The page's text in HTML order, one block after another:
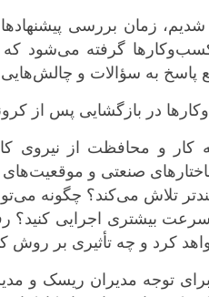
زمان بررسی
گرفته می‌شود
پاسخ به ‌سؤالات و چالش‌هایی
در بازگشایی پس از
و محافظت از نیروی
صنعتی و موقعیت‌های
تلاش می‌کند؟ چگونه
سرعت بیشتری اجرایی
کرد و چه تأثیری بر
برای توجه مدیران ریسک و